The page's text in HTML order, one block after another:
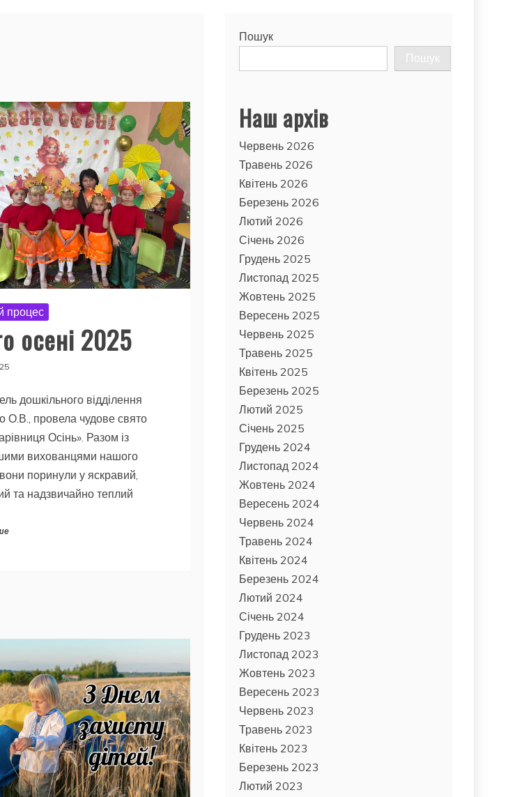
процес
осені 2025
дошкільного відділення
О.В., провела чудове свято
Осінь». Разом із
вихованцями нашого
поринули у яскравий,
та надзвичайно теплий
Пошук
Пошук
Наш архів
Червень 2026
Травень 2026
Квітень 2026
Березень 2026
Лютий 2026
Січень 2026
Грудень 2025
Листопад 2025
Жовтень 2025
Вересень 2025
Червень 2025
Травень 2025
Квітень 2025
Березень 2025
Лютий 2025
Січень 2025
Грудень 2024
Листопад 2024
Жовтень 2024
Вересень 2024
Червень 2024
Травень 2024
Квітень 2024
Березень 2024
Лютий 2024
Січень 2024
Грудень 2023
Листопад 2023
Жовтень 2023
Вересень 2023
Червень 2023
Травень 2023
Квітень 2023
Березень 2023
Лютий 2023